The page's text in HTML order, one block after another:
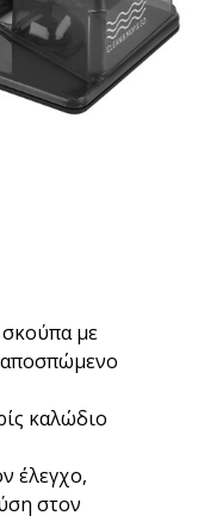
με
αποσπώμενο
καλώδιο
έλεγχο,
στον